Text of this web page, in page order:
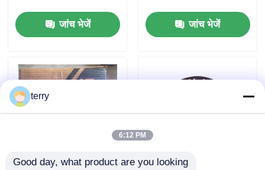
हमसे संपर्क करें
एक बोली का अनुरोध
कमिंस स्पेयर पार्ट्स
जांच भेजें जांच भेजें
terry
6:12 PM
Good day, what product are you looking